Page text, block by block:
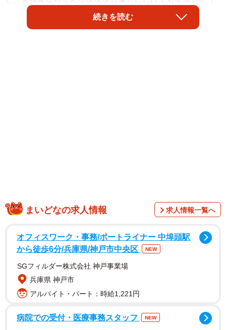
になるが、脱走した猫を探すことを決してあきらめず、190
日後に発見した夫婦がいる。長野県在住のはとさん夫妻
はとさんの愛猫が脱走したのは、2020年10月5日。夕飯
のはとさん夫妻は、田舎暮らしを求めて、9月14日に長野県
東筑摩郡山形村の清水高原という標高1400メートルの自然
豊かな新居に引っ越したばかりだった。
“犬派”の夫婦がタロスケくんの可愛さに魅了され
続きを読む
まいどなの求人情報 求人情報一覧へ
オフィスワーク・事務/ポートライナー 中埠頭駅
から徒歩6分/兵庫県/神戸市中央区
NEW
SGフィルダー株式会社 神戸事業場
兵庫県 神戸市
アルバイト・パート：時給1,221円
病院での受付・医療事務スタッフ NEW